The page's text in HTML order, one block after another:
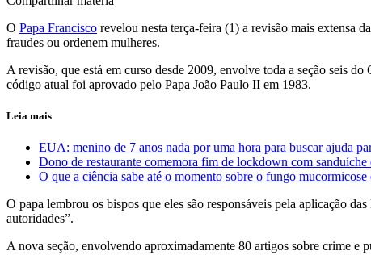
O Papa Francisco revelou nesta terça-feira (1) a revisão mais extensa
fraudes ou ordenem mulheres.
A revisão, que está em curso desde 2009, envolve toda a seção seis
código atual foi aprovado pelo Papa João Paulo II em 1983.
Leia mais
EUA: menino de 7 anos nada por uma hora para buscar ajuda
Dono de restaurante comemora fim de lockdown com sanduíche
O que a ciência sabe até o momento sobre o fungo
O papa lembrou os bispos que eles são responsáveis pela aplicação
autoridades”.
A nova seção, envolvendo aproximadamente 80 artigos sobre crime e